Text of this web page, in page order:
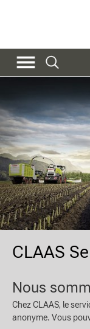
CLAAS
Nous
Chez CLAAS, le
anonyme. Vous